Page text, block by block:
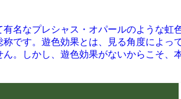
名なプレシャス・オパールのような虹
です。遊色効果とは、見る角度によ
。しかし、遊色効果がないからこそ